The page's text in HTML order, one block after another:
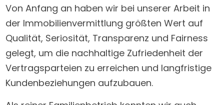
Von Anfang an haben wir bei unserer Arbeit in
der Immobilienvermittlung größten Wert auf
Qualität, Seriosität, Transparenz und Fairness
gelegt, um die nachhaltige Zufriedenheit der
Vertragsparteien zu erreichen und langfristige
Kundenbeziehungen aufzubauen.